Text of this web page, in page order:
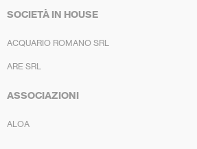
SOCIETÀ IN HOUSE
ACQUARIO ROMANO SRL
ARE SRL
ASSOCIAZIONI
ALOA